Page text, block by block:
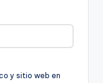
y sitio web en